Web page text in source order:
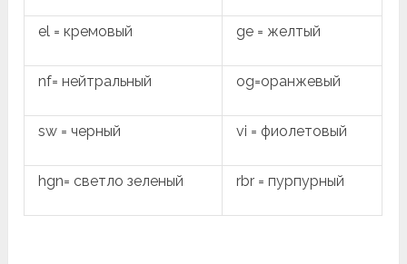
el = кремовый ge = желтый
nf= нейтральный og=оранжевый
sw = черный vi = фиолетовый
hgn= светло зеленый rbr = пурпурный